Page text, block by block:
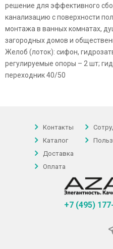
решение для эффективного
канализацию с поверхности
монтажа в ванных комнатах,
загородных домов и
Желоб (лоток): сифон,
регулируемые опоры – 2 шт;
переходник 40/50
Контакты
Каталог
Доставка
Оплата
+7 (495)